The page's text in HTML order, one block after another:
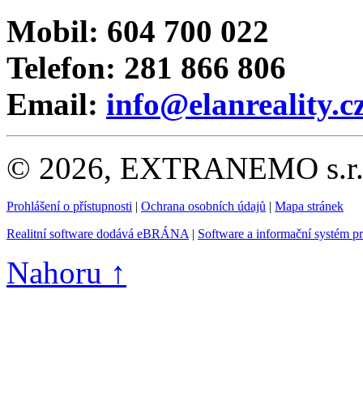
Mobil: 604 700 022
Telefon: 281 866 806
Email:
© 2026, EXTRANEMO
Prohlášení o přístupnosti | Ochrana osobních údajů | Mapa stránek
Realitní software dodává eBRÁNA | Software a informační systém
Nahoru ↑